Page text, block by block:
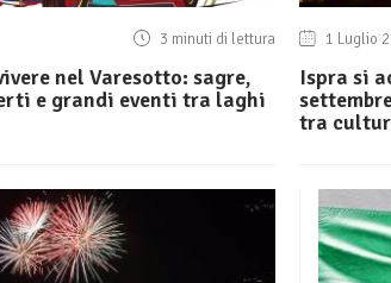
3 minuti di lettura
nel Varesotto: sagre,
e grandi eventi tra laghi
1 Luglio
Ispra si
tra